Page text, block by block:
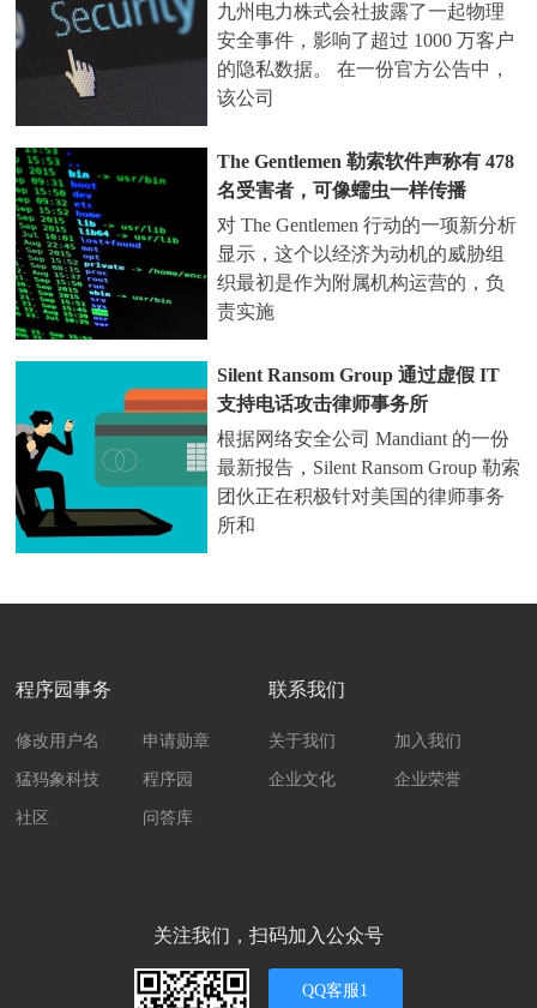
九州电力株式会社披露了一起物理
安全事件，影响了超过 1000 万客户
的隐私数据。 在一份官方公告中，
该公司
The Gentlemen 勒索软件声称有 478
名受害者，可像蠕虫一样传播
对 The Gentlemen 行动的一项新分析
显示，这个以经济为动机的威胁组
织最初是作为附属机构运营的，负
责实施
Silent Ransom Group 通过虚假 IT
支持电话攻击律师事务所
根据网络安全公司 Mandiant 的一份
最新报告，Silent Ransom Group 勒索
团伙正在积极针对美国的律师事务
所和
程序园事务
修改用户名 申请勋章
猛犸象科技 程序园
社区 问答库
联系我们
关于我们 加入我们
企业文化 企业荣誉
关注我们，扫码加入公众号
QQ客服1